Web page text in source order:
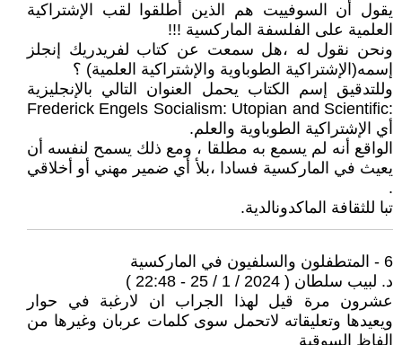
يقول أن السوفييت هم الذين أطلقوا لقب الإشتراكية
العلمية على الفلسفة الماركسية !!!
ونحن نقول له ،هل سمعت عن كتاب لفريدريك إنجلز
إسمه(الإشتراكية الطوباوية والإشتراكية العلمية) ؟
وللتدقيق إسم الكتاب يحمل العنوان التالي بالإنجليزية
:Frederick Engels Socialism: Utopian and Scientific
أي الإشتراكية الطوباوية والعلم.
الواقع أنه لم يسمع به مطلقا ، ومع ذلك يسمح لنفسه أن
يعيث في الماركسية فسادا ،بلأ أي ضمير مهني أو أخلاقي
.
تبا للثقافة الماكدونالدية.
6 - المتطفلون والسلفيون في الماركسية
د. لبيب سلطان ( 2024 / 1 / 25 - 22:48 )
عشرون مرة قيل لهذا الجراب ان لارغبة في حوار
ويعيدها وتعليقاته لاتحمل سوى كلمات عربان وغيرها من
الفاظ السوقية